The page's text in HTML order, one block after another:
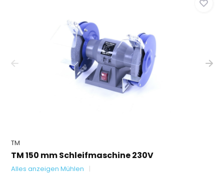
TM
TM 150 mm Schleifmaschine 230V
Alles anzeigen Mühlen